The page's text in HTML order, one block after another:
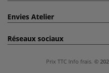
Envies Atelier
Réseaux sociaux
Prix TTC Info frais. ©